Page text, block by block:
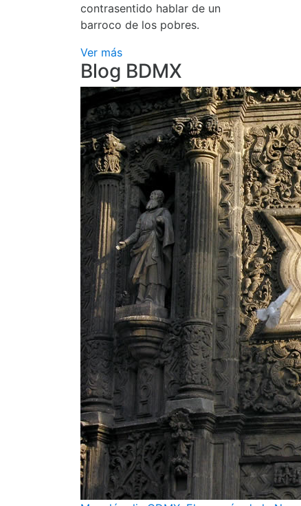
contrasentido hablar de un
barroco de los pobres.
Ver más
Blog BDMX